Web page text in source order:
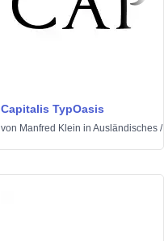
Capitalis TypOasis
von Manfred Klein in Ausländisches /